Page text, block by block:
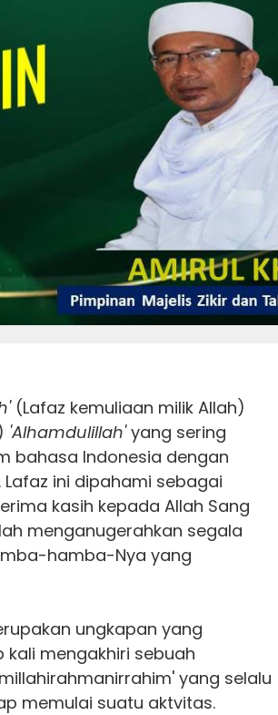
(Lafaz kemuliaan milik Allah)
'Alhamdulillah'yang sering
bahasa Indonesia dengan
Lafaz ini dipahami sebagai
kasih kepada Allah Sang
menganugerahkan segala
hamba-Nya yang
ungkapan yang
mengakhiri sebuah
yang selalu
memulai suatu aktvitas.